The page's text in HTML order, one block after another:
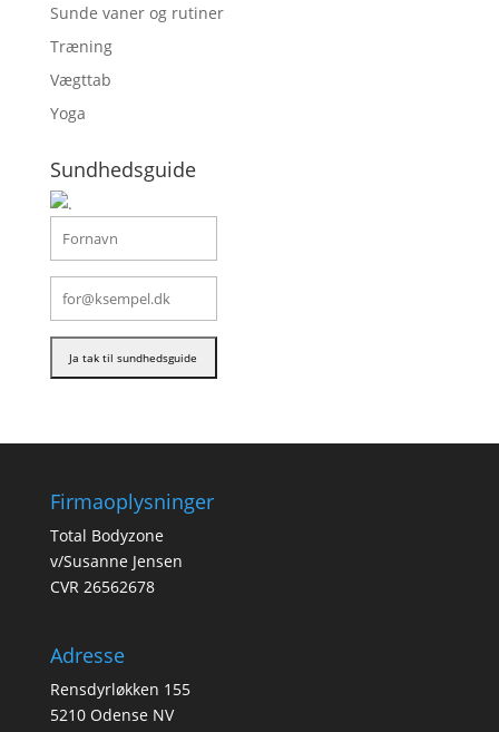
Sunde vaner og rutiner
Træning
Vægttab
Yoga
Sundhedsguide
Firmaoplysninger
Total Bodyzone
v/Susanne Jensen
CVR 26562678
Adresse
Rensdyrløkken 155
5210 Odense NV